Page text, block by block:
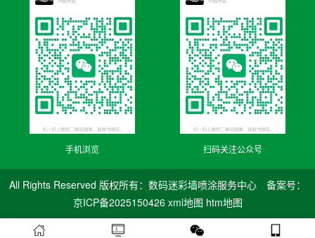
手机浏览 扫码关注公众号
All Rights Reserved 版权所有：数码迷彩墙喷涂服务中心 备案号：
京ICP备2025150426 xml地图 htm地图